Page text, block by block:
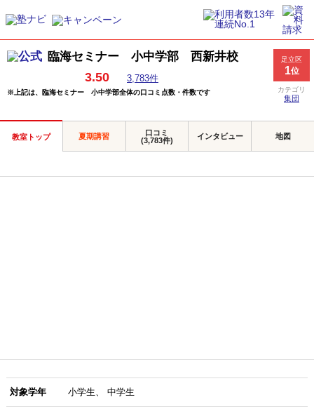
臨海セミナー 小中学部 西新井校
3.50 3,783件
※上記は、臨海セミナー 小中学部全体の口コミ点数・件数です
足立区
1位
カテゴリ
集団
教室トップ 夏期講習
口コミ
(3,783件)
インタビュー 地図
対象学年 小学生 中学生